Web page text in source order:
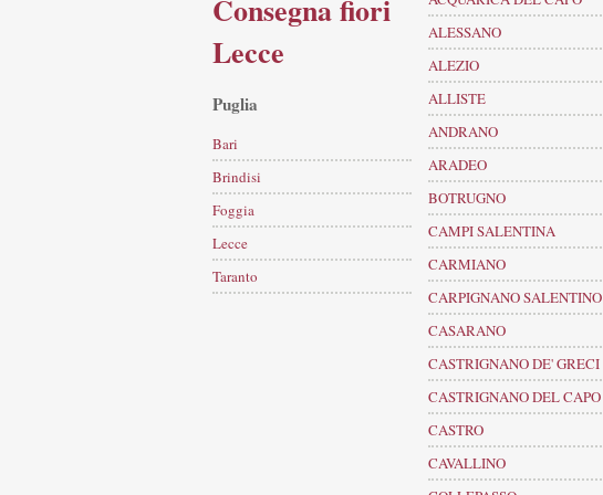
Consegna fiori
Lecce
Puglia
Bari
Brindisi
Foggia
Lecce
Taranto
ALESSANO
ALEZIO
ALLISTE
ANDRANO
ARADEO
BOTRUGNO
CAMPI SALENTINA
CARMIANO
CARPIGNANO SALENTINO
CASARANO
CASTRIGNANO DE' GRECI
CASTRIGNANO DEL CAPO
CASTRO
CAVALLINO